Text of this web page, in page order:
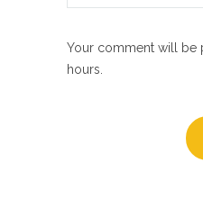
Your comment will be
hours.